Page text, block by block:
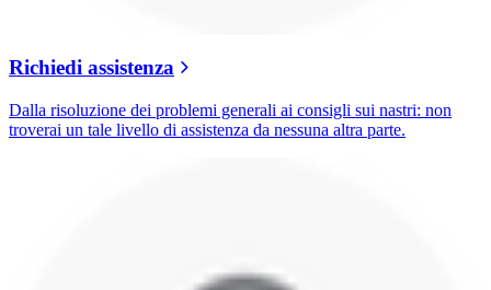
Richiedi assistenza
Dalla risoluzione dei problemi generali ai consigli sui nastri: non
troverai un tale livello di assistenza da nessuna altra parte.